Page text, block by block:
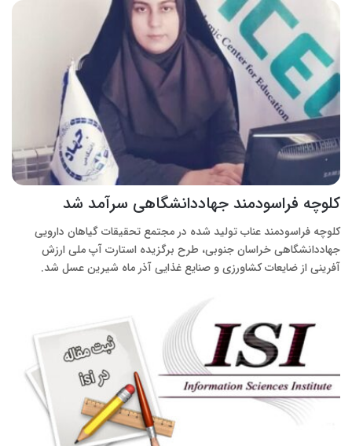
کلوچه فراسودمند جهاددانشگاهی سرآمد شد
کلوچه فراسودمند عناب تولید شده در مجتمع تحقیقات گیاهان دارویی
جهاددانشگاهی خراسان جنوبی، طرح برگزیده استارت آپ ملی ارزش
آفرینی از ضایعات کشاورزی و صنایع غذایی آذر ماه شیرین عسل شد.